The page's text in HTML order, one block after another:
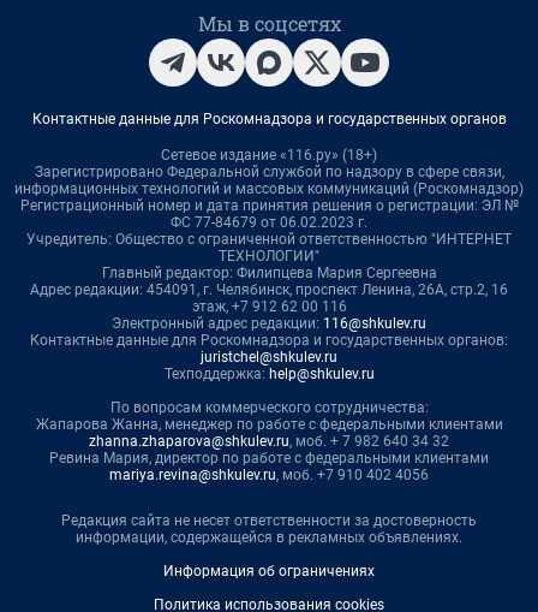
Мы в соцсетях
Контактные данные для Роскомнадзора и государственных органов
Сетевое издание «116.ру» (18+)
Зарегистрировано Федеральной службой по надзору в сфере связи,
информационных технологий и массовых коммуникаций (Роскомнадзор)
Регистрационный номер и дата принятия решения о регистрации: ЭЛ №
ФС 77-84679 от 06.02.2023 г.
Учредитель: Общество с ограниченной ответственностью "ИНТЕРНЕТ
ТЕХНОЛОГИИ"
Главный редактор: Филипцева Мария Сергеевна
Адрес редакции: 454091, г. Челябинск, проспект Ленина, 26А, стр.2, 16
этаж, +7 912 62 00 116
Электронный адрес редакции: 116@shkulev.ru
Контактные данные для Роскомнадзора и государственных органов:
juristchel@shkulev.ru
Техподдержка: help@shkulev.ru
По вопросам коммерческого сотрудничества:
Жапарова Жанна, менеджер по работе с федеральными клиентами
zhanna.zhaparova@shkulev.ru, моб. + 7 982 640 34 32
Ревина Мария, директор по работе с федеральными клиентами
mariya.revina@shkulev.ru, моб. +7 910 402 4056
Редакция сайта не несет ответственности за достоверность
информации, содержащейся в рекламных объявлениях.
Информация об ограничениях
Политика использования cookies